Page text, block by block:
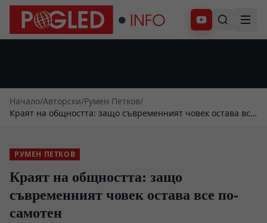
Абонирай се
Начало/Авторски/Румен Петков/
Краят на общността: защо съвременният човек остава все
РУМЕН ПЕТКОВ
Краят на общността: защо
съвременният човек остава все по-
самотен